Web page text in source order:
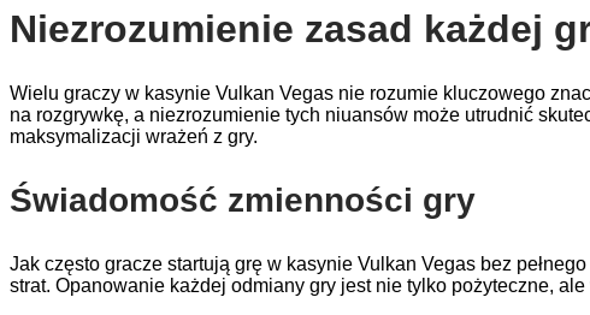
Niezrozumienie zasad każdej
Wielu graczy w kasynie Vulkan Vegas nie rozumie kluczowego
na rozgrywkę, a niezrozumienie tych niuansów może utrudnić
maksymalizacji wrażeń z gry.
Świadomość zmienności gry
Jak często gracze startują grę w kasynie Vulkan Vegas bez
strat. Opanowanie każdej odmiany gry jest nie tylko pożyteczne,